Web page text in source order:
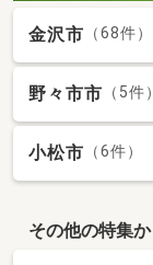
金沢市 （68件）
野々市市 （5件）
小松市 （6件）
その他の特集